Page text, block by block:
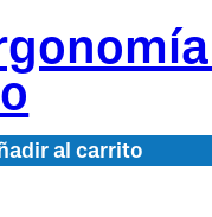
al carrito